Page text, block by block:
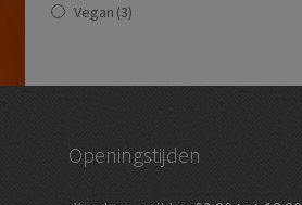
Vegan (3)
Openingstijden